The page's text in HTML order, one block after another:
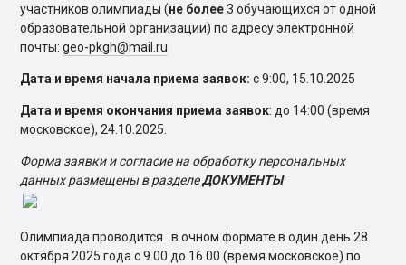
участников олимпиады (не более3 обучающихся от одной
образовательной организации) по адресу электронной
почты:geo-pkgh@mail.ru
Дата и время начала приема заявок: с 9:00, 15.10.2025
Дата и время окончания приема заявок: до 14:00 (время
московское), 24.10.2025.
Форма заявки и согласие на обработку персональных
данных размещены в разделеДОКУМЕНТЫ
Олимпиада проводится в очном формате в один день 28
октября 2025 года с 9.00 до 16.00 (время московское) по